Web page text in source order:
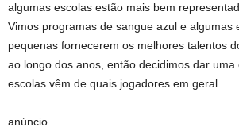
algumas escolas estão mais bem
Vimos programas de sangue azul e algumas
pequenas fornecerem os melhores talentos
ao longo dos anos, então decidimos dar uma
escolas vêm de quais jogadores em geral.
anúncio